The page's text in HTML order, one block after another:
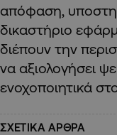
απόφαση,
δικαστήριο
διέπουν την
να αξιολογήσει
ενοχοποιητικά
ΣΧΕΤΙΚΑ ΑΡΘΡΑ